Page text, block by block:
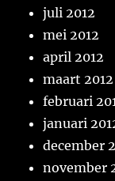
juli 2012
mei 2012
april 2012
maart 2012
februari
januari
december
november